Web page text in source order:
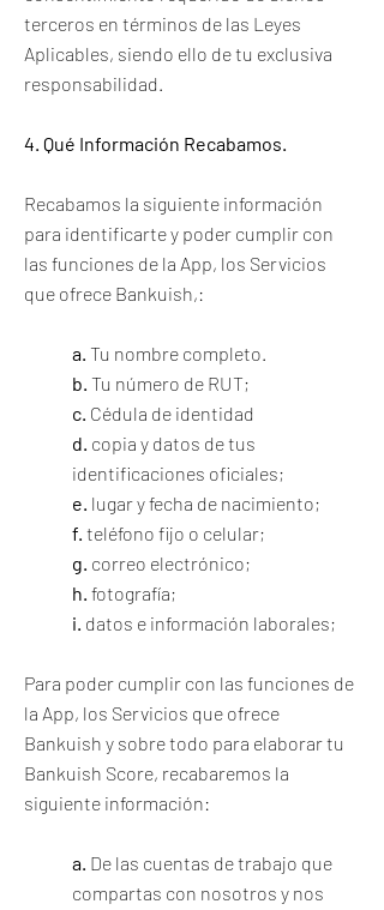
terceros en términos de las Leyes
Aplicables, siendo ello de tu exclusiva
responsabilidad.
4. Qué Información Recabamos.
Recabamos la siguiente información
para identificarte y poder cumplir con
las funciones de la App, los Servicios
que ofrece Bankuish,:
a. Tu nombre completo.
b. Tu número de RUT;
c. Cédula de identidad
d. copia y datos de tus
identificaciones oficiales;
e. lugar y fecha de nacimiento;
f. teléfono fijo o celular;
g. correo electrónico;
h. fotografía;
i. datos e información laborales;
Para poder cumplir con las funciones de
la App, los Servicios que ofrece
Bankuish y sobre todo para elaborar tu
Bankuish Score, recabaremos la
siguiente información:
a. De las cuentas de trabajo que
compartas con nosotros y nos